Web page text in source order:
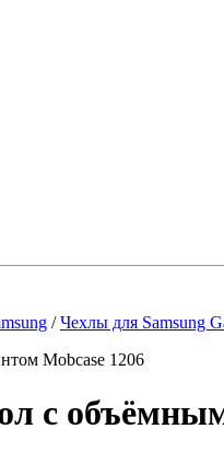
/Чехлы для Samsung
с